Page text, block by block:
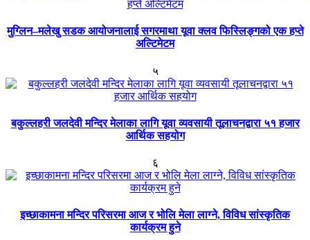
मुग्लिन–मलेखु सडक आयोजनालाई सगरमाथा यूवा क्लव फिस्लिङ्गको एक हप्ते
अल्टिमेटम
५
बकुल्लहरी जलदेवी मन्दिर मेलाका लागि यूवा व्यवसायी तूलाचनद्वारा ५१ हजार
आर्थिक सहयोग
६
इच्छाकामना मन्दिर परिसरमा आज र भोलि मेला लाग्ने, विविध सांस्कृतिक
कार्यक्रम हुने